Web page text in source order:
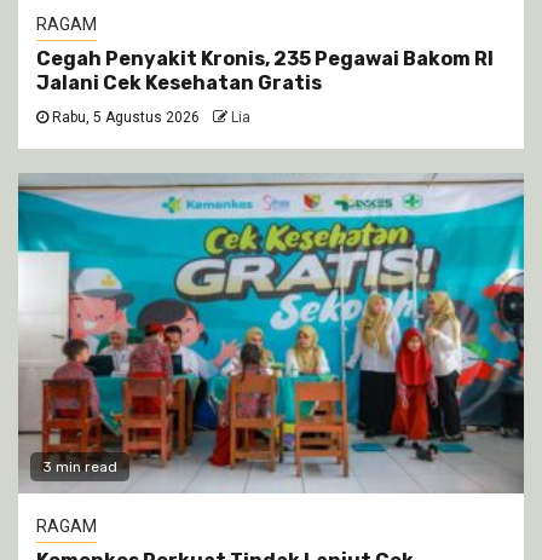
RAGAM
Cegah Penyakit Kronis, 235 Pegawai Bakom RI
Jalani Cek Kesehatan Gratis
Rabu, 5 Agustus 2026 Lia
3 min read
RAGAM